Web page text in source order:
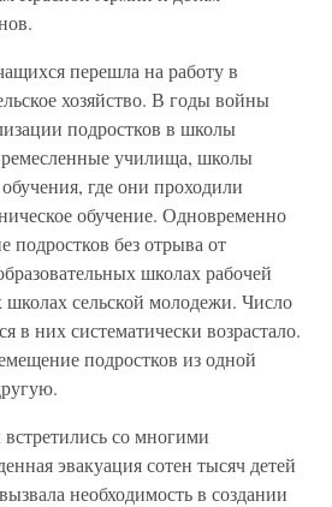
перешла на работу в
хозяйство. В годы войны
подростков в школы
ремесленные училища, школы
где они проходили
обучение. Одновременно
подростков без отрыва от
школах рабочей
сельской молодежи. Число
в них систематически возрастало.
подростков из одной
со многими
эвакуация сотен тысяч детей
необходимость в создании